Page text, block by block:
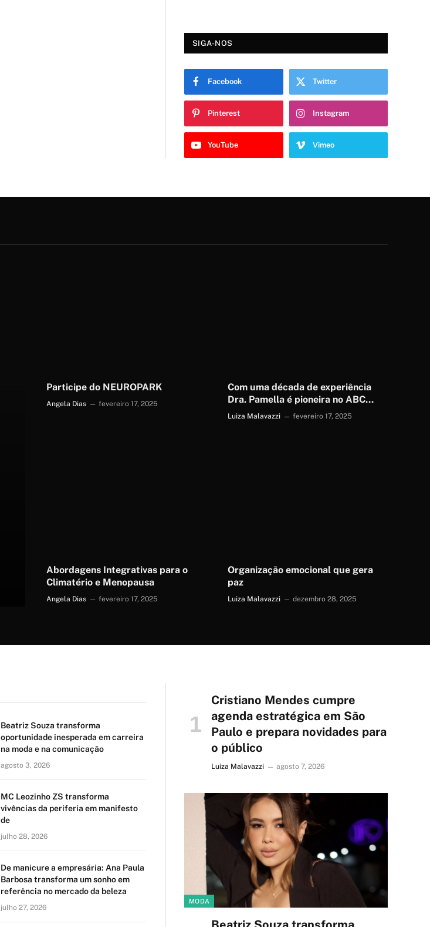
SIGA-NOS
Facebook Twitter
Pinterest Instagram
YouTube Vimeo
Participe do NEUROPARK
Angela Dias fevereiro 17, 2025
Com uma década de experiência
Dra. Pamella é pioneira no ABC
Paulista com trabalhos em lente de
Luiza Malavazzi fevereiro 17, 2025
Abordagens Integrativas para o
Climatério e Menopausa
Angela Dias fevereiro 17, 2025
Organização emocional que gera
paz
Luiza Malavazzi dezembro 28, 2025
Beatriz Souza transforma
oportunidade inesperada em carreira
na moda e na comunicação
agosto 3, 2026
MC Leozinho ZS transforma
vivências da periferia em manifesto
de
julho 28, 2026
De manicure a empresária: Ana Paula
Barbosa transforma um sonho em
referência no mercado da beleza
julho 27, 2026
Cristiano Mendes cumpre
agenda estratégica em São
Paulo e prepara novidades para
o público
Luiza Malavazzi agosto 7, 2026
MODA